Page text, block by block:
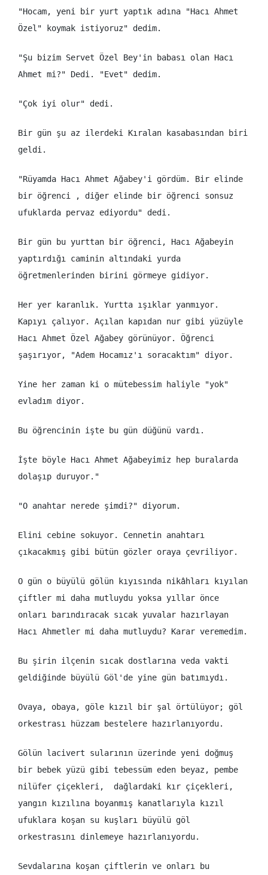
"Hocam, yeni bir yurt yaptık adına "Hacı Ahmet
Özel" koymak istiyoruz" dedim.
"Şu bizim Servet Özel Bey'in babası olan Hacı
Ahmet mi?" Dedi. "Evet" dedim.
"Çok iyi olur" dedi.
Bir gün şu az ilerdeki Kıralan kasabasından biri
geldi.
"Rüyamda Hacı Ahmet Ağabey'i gördüm. Bir elinde
bir öğrenci , diğer elinde bir öğrenci sonsuz
ufuklarda pervaz ediyordu" dedi.
Bir gün bu yurttan bir öğrenci, Hacı Ağabeyin
yaptırdığı caminin altındaki yurda
öğretmenlerinden birini görmeye gidiyor.
Her yer karanlık. Yurtta ışıklar yanmıyor.
Kapıyı çalıyor. Açılan kapıdan nur gibi yüzüyle
Hacı Ahmet Özel Ağabey görünüyor. Öğrenci
şaşırıyor, "Adem Hocamız'ı soracaktım" diyor.
Yine her zaman ki o mütebessim haliyle "yok"
evladım diyor.
Bu öğrencinin işte bu gün düğünü vardı.
İşte böyle Hacı Ahmet Ağabeyimiz hep buralarda
dolaşıp duruyor."
"O anahtar nerede şimdi?" diyorum.
Elini cebine sokuyor. Cennetin anahtarı
çıkacakmış gibi bütün gözler oraya çevriliyor.
O gün o büyülü gölün kıyısında nikâhları kıyılan
çiftler mi daha mutluydu yoksa yıllar önce
onları barındıracak sıcak yuvalar hazırlayan
Hacı Ahmetler mi daha mutluydu? Karar veremedim.
Bu şirin ilçenin sıcak dostlarına veda vakti
geldiğinde büyülü Göl'de yine gün batımıydı.
Ovaya, obaya, göle kızıl bir şal örtülüyor; göl
orkestrası hüzzam bestelere hazırlanıyordu.
Gölün lacivert sularının üzerinde yeni doğmuş
bir bebek yüzü gibi tebessüm eden beyaz, pembe
nilüfer çiçekleri, dağlardaki kır çiçekleri,
yangın kızılına boyanmış kanatlarıyla kızıl
ufuklara koşan su kuşları büyülü göl
orkestrasını dinlemeye hazırlanıyordu.
Sevdalarına koşan çiftlerin ve onları bu